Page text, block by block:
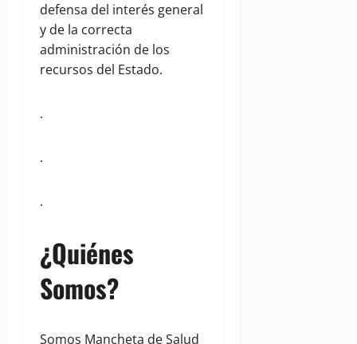
defensa del interés general
y de la correcta
administración de los
recursos del Estado.
.
.
.
¿Quiénes
Somos?
Somos Mancheta de Salud